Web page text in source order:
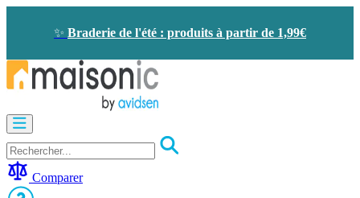
✨ Braderie de l'été : produits à partir de 1,99€
Visiophone
-
Sonnette
Comparer